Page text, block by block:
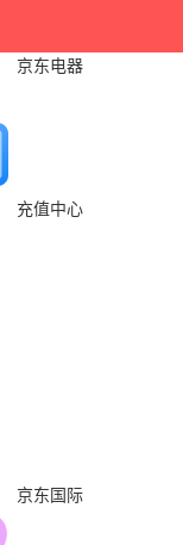
京东电器
充值中心
京东国际